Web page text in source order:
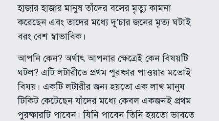
হাজার হাজার মানুষ তাঁদের বসের মৃত্যু কামনা
করেছেন এবং তাদের মধ্যে দু’চার জনের মৃত্য ঘটাই
বরং বেশ স্বাভাবিক।
আপনি কেন? অর্থাৎ আপনার ক্ষেত্রেই কেন বিষয়টি
ঘটল? এটি লটারীতে প্রথম পুরষ্কার পাওয়ার মতোই
বিষয়। একটি লটারীর জন্য হয়তো এক লাখ মানুষ
টিকিট কেটেছেন যাঁদের মধ্যে কেবল একজনই প্রথম
পুরষ্কারটি পাবেন। যিনি পাবেন তিনি হয়তো ভাবতে